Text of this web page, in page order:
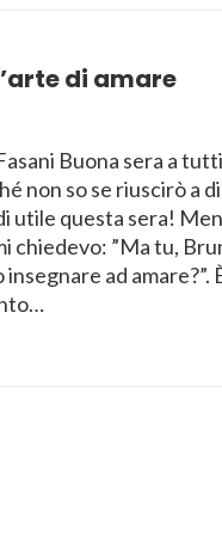
di amare
Buona sera a
non so se riuscirò a
utile questa sera!
chiedevo: ”Ma tu,
insegnare ad